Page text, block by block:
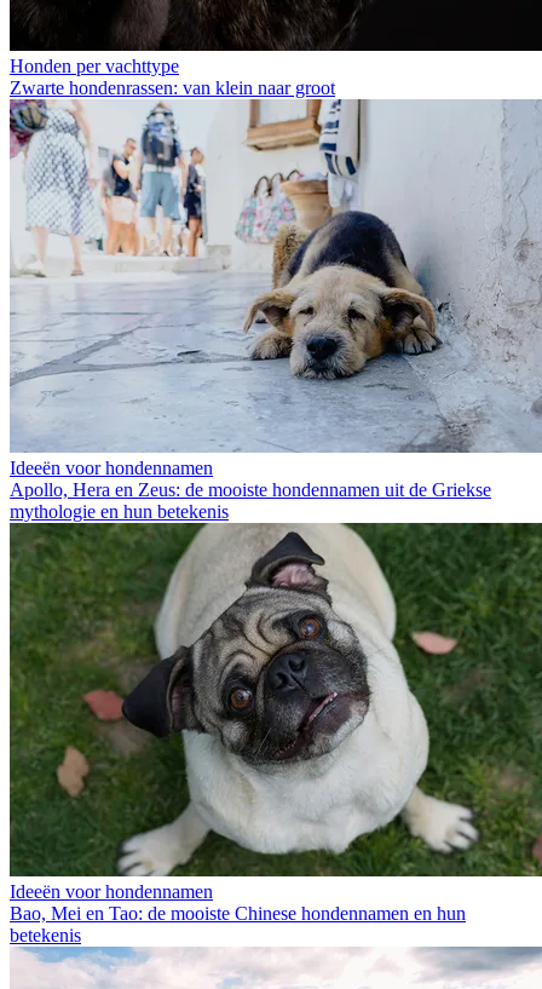
Honden per vachttype
Zwarte hondenrassen: van klein naar groot
Ideeën voor hondennamen
Apollo, Hera en Zeus: de mooiste hondennamen uit de Griekse
mythologie en hun betekenis
Ideeën voor hondennamen
Bao, Mei en Tao: de mooiste Chinese hondennamen en hun
betekenis